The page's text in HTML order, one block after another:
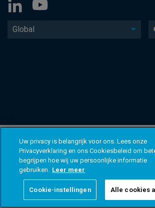
Global
Uw privacy is belangrijk voor ons. Lees onze
Privacyverklaring en ons Cookiesbeleid om
begrijpen hoe wij uw persoonlijke informatie
gebruiken. Leer meer
Cookie-instellingen Alle cookies